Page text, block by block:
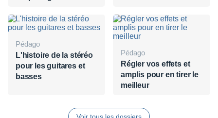
Pédago
L'histoire de la stéréo
pour les guitares et
basses
Pédago
Régler vos effets et
amplis pour en tirer le
meilleur